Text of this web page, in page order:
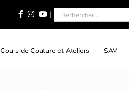
| Rechercher
Cours de Couture et Ateliers SAV